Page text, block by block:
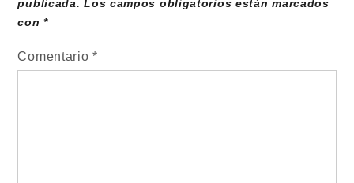
publicada. Los campos obligatorios están marcados
con*
Comentario*